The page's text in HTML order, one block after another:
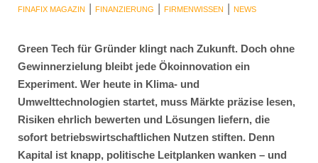
FINAFIX MAGAZIN | FINANZIERUNG | FIRMENWISSEN | NEWS
Green Tech für Gründer klingt nach Zukunft. Doch ohne
Gewinnerzielung bleibt jede Ökoinnovation ein
Experiment. Wer heute in Klima- und
Umwelttechnologien startet, muss Märkte präzise lesen,
Risiken ehrlich bewerten und Lösungen liefern, die
sofort betriebswirtschaftlichen Nutzen stiften. Denn
Kapital ist knapp, politische Leitplanken wanken – und